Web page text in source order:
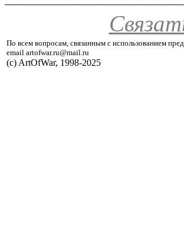
По всем вопросам, связанным с использованием
email artofwar.ru@mail.ru
(с) ArtOfWar, 1998-2025